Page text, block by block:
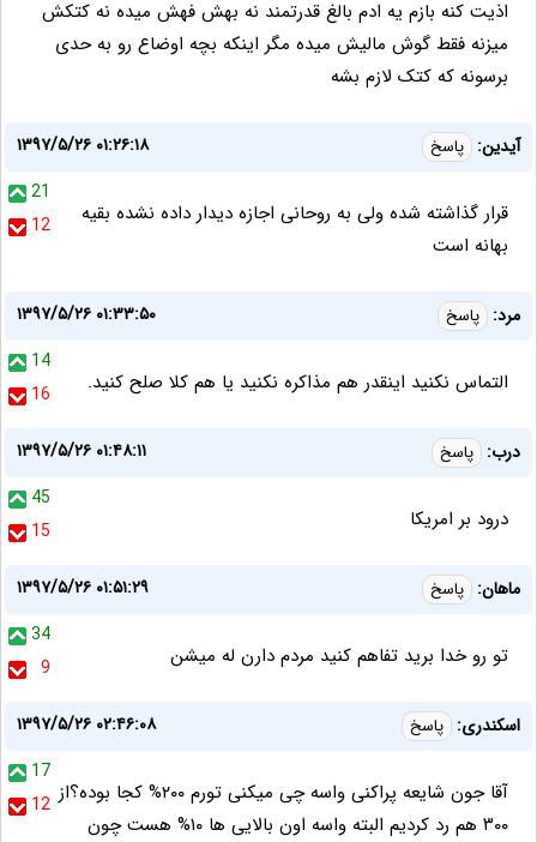
اذیت کنه بازم یه ادم بالغ قدرتمند نه بهش فهش میده نه کتکش
میزنه فقط گوش مالیش میده مگر اینکه بچه اوضاع رو به حدی
برسونه که کتک لازم بشه
آیدین: پاسخ
۱۳۹۷/۵/۲۶ ۰۱:۲۶:۱۸
21
12
قرار گذاشته شده ولی به روحانی اجازه دیدار داده نشده بقیه
بهانه است
مرد: پاسخ
۱۳۹۷/۵/۲۶ ۰۱:۳۳:۵۰
14
16
التماس نکنید اینقدر هم مذاکره نکنید یا هم کلا صلح کنید.
درب: پاسخ
۱۳۹۷/۵/۲۶ ۰۱:۴۸:۱۱
45
15
درود بر امریکا
ماهان: پاسخ
۱۳۹۷/۵/۲۶ ۰۱:۵۱:۲۹
34
9
تو رو خدا برید تفاهم کنید مردم دارن له میشن
اسکندری: پاسخ
۱۳۹۷/۵/۲۶ ۰۲:۴۶:۰۸
17
12 آقا جون شایعه پراکنی واسه چی میکنی تورم ۲۰۰% کجا بوده؟از
۳۰۰ هم رد کردیم البته واسه اون بالایی ها ۱۰% هست چون